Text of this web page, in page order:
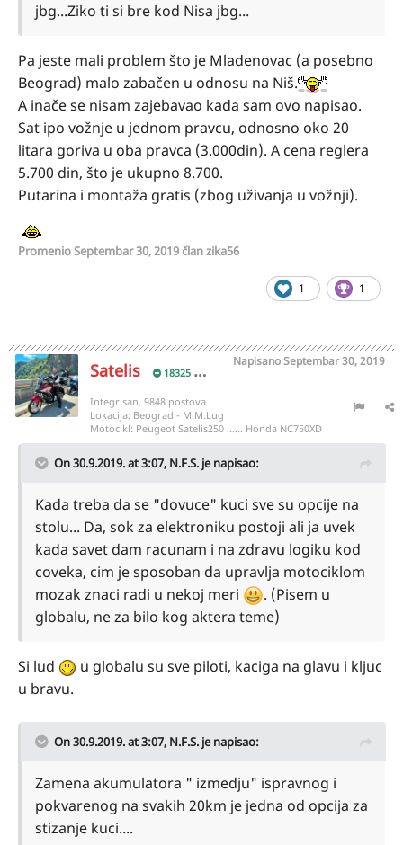
jbg...Ziko ti si bre kod Nisa jbg...
Pa jeste mali problem što je Mladenovac (a posebno
Beograd) malo zabačen u odnosu na Niš.
A inače se nisam zajebavao kada sam ovo napisao.
Sat ipo vožnje u jednom pravcu, odnosno oko 20
litara goriva u oba pravca (3.000din). A cena reglera
5.700 din, što je ukupno 8.700.
Putarina i montaža gratis (zbog uživanja u vožnji).
PromenioSeptembar 30, 2019član zika56
1 1
Satelis 18325
NapisanoSeptembar 30, 2019
Integrisan, 9848 postova
Lokacija: Beograd - M.M.Lug
Motocikl: Peugeot Satelis250 ...... Honda NC750XD
On 30.9.2019. at 3:07, N.F.S. je napisao:
Kada treba da se "dovuce" kuci sve su opcije na
stolu... Da, sok za elektroniku postoji ali ja uvek
kada savet dam racunam i na zdravu logiku kod
coveka, cim je sposoban da upravlja motociklom
mozak znaci radi u nekoj meri
. (Pisem u
globalu, ne za bilo kog aktera teme)
Si lud
u globalu su sve piloti, kaciga na glavu i kljuc
u bravu.
On 30.9.2019. at 3:07, N.F.S. je napisao:
Zamena akumulatora " izmedju" ispravnog i
pokvarenog na svakih 20km je jedna od opcija za
stizanje kuci....